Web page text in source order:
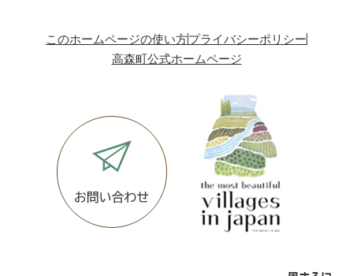
このホームページの使い方プライバシーポリシー
高森町公式ホームページ